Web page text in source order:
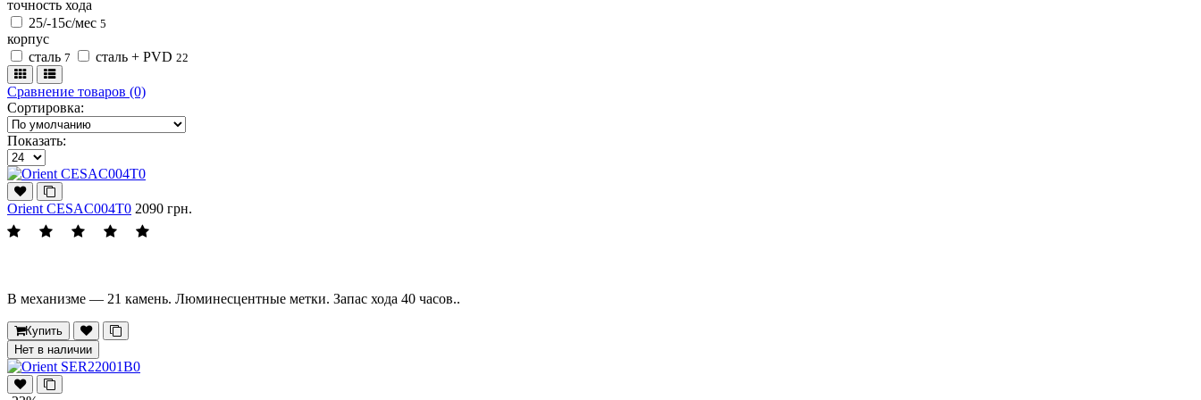
точность хода
25/-15с/мес 5
корпус
сталь 7 сталь + PVD 22
Сравнение товаров (0)
Сортировка:
Показать:
Orient CESAC004T0 2090 грн.
В механизме — 21 камень. Люминесцентные метки. Запас хода 40 часов..
Купить
Нет в наличии